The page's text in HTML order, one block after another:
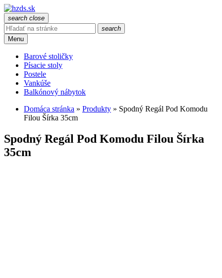
search close
search
Menu
Barové stoličky
Písacie stoly
Postele
Vankúše
Balkónový nábytok
Domáca stránka » Produkty » Spodný Regál Pod Komodu
Filou Šírka 35cm
Spodný Regál Pod Komodu Filou Šírka
35cm